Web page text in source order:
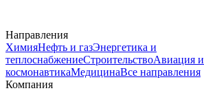
Направления
ХимияНефть и газЭнергетика и
теплоснабжениеСтроительствоАвиация и
космонавтикаМедицинаВсе направления
Компания